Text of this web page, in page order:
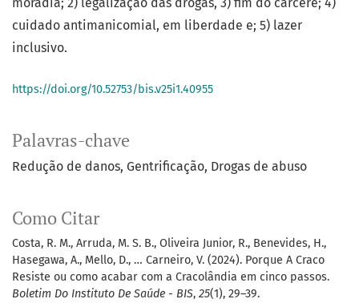
Palavras-chave
Redução de danos Gentrificação Drogas de abuso
Como Citar
Costa, R. M., Arruda, M. S. B., Oliveira Junior, R., Benevides, H.,
Hasegawa, A., Mello, D., … Carneiro, V. (2024). Porque A Craco
Resiste ou como acabar com a Cracolândia em cinco passos.
Boletim Do Instituto De Saúde - BIS, 25(1), 29–39.
moradia; 2) legalização das drogas, 3) fim do cárcere; 4)
cuidado antimanicomial, em liberdade e; 5) lazer
inclusivo.
https://doi.org/10.52753/bis.v25i1.40955